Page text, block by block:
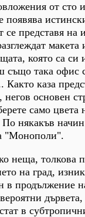
от сто
появява
се представя на
макета
която са
също така офис
Както каза
негов основен
само цвета
някакъв
"Монополи".
неща, толкова
на град,
в продължение
в